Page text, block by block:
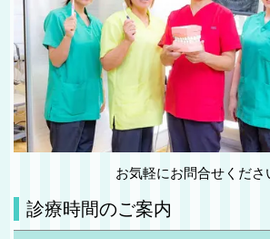
お気軽にお問合せくださ
診療時間のご案内